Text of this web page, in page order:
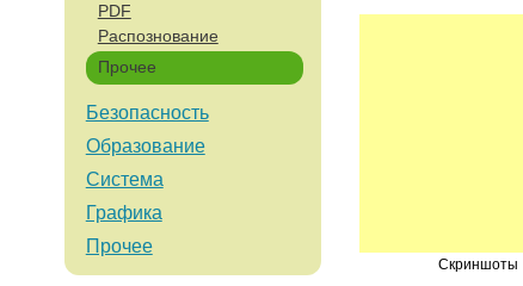
PDF
Распознование
Прочее
Безопасность
Образование
Система
Графика
Прочее
Скриншоты